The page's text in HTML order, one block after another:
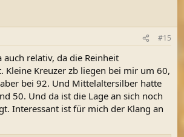
#15
auch relativ, da die Reinheit
Kleine Kreuzer zb liegen bei mir um 60,
bei 92. Und Mittelaltersilber hatte
50. Und da ist die Lage an sich noch
Interessant ist für mich der Klang an